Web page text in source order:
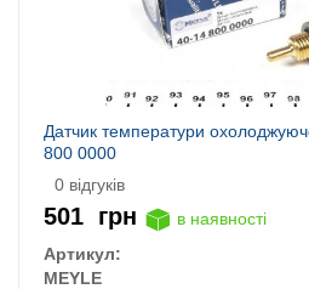
Датчик температури
800 0000
0 відгуків
501 грн
в наявності
Артикул:
MEYLE